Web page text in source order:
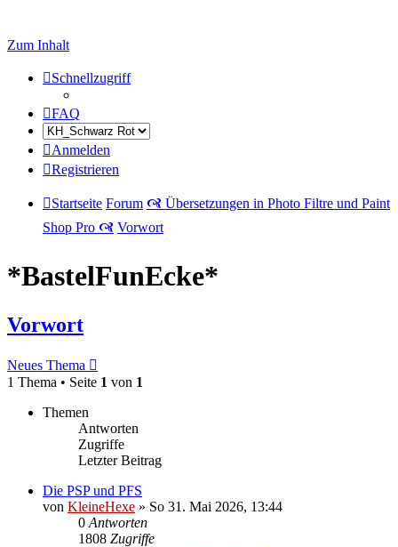
Zum Inhalt
Schnellzugriff
FAQ
Anmelden
Registrieren
Startseite Forum 🙧 Übersetzungen in Photo Filtre und Paint
Shop Pro 🙧 Vorwort
*BastelFunEcke*
Vorwort
Neues Thema
1 Thema • Seite 1 von 1
Themen
Antworten
Zugriffe
Letzter Beitrag
Die PSP und PFS
von KleineHexe » So 31. Mai 2026, 13:44
0 Antworten
1808 Zugriffe